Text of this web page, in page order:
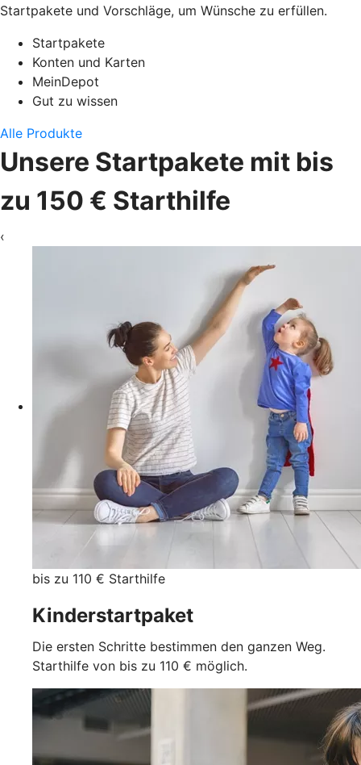
Startpakete und Vorschläge, um Wünsche zu erfüllen.
Startpakete
Konten und Karten
MeinDepot
Gut zu wissen
Alle Produkte
Unsere Startpakete mit bis
zu 150 € Starthilfe
‹
bis zu 110 € Starthilfe
Kinderstartpaket
Die ersten Schritte bestimmen den ganzen Weg.
Starthilfe von bis zu 110 € möglich.